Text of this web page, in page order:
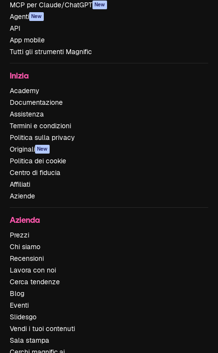
MCP per Claude/ChatGPT New
Agenti New
API
App mobile
Tutti gli strumenti Magnific
Inizia
Academy
Documentazione
Assistenza
Termini e condizioni
Politica sulla privacy
Originali New
Politica dei cookie
Centro di fiducia
Affiliati
Aziende
Azienda
Prezzi
Chi siamo
Recensioni
Lavora con noi
Cerca tendenze
Blog
Eventi
Slidesgo
Vendi i tuoi contenuti
Sala stampa